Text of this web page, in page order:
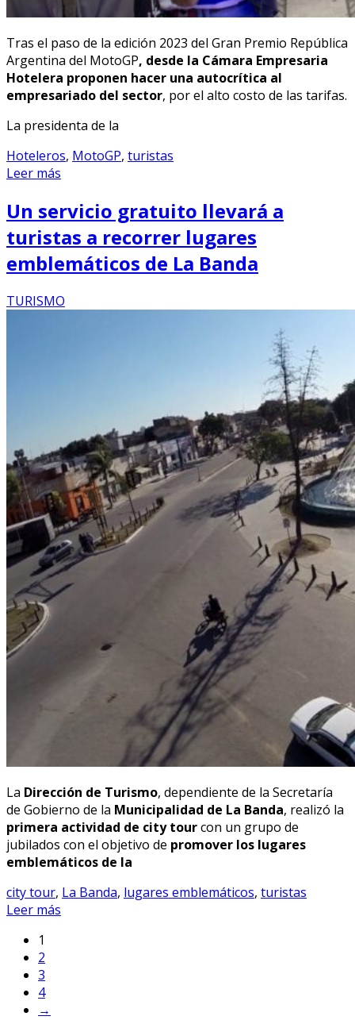
Tras el paso de la edición 2023 del Gran Premio República
Argentina del MotoGP, desde la Cámara Empresaria
Hotelera proponen hacer una autocrítica al
empresariado del sector, por el alto costo de las tarifas.
La presidenta de la
Hoteleros, MotoGP, turistas
Leer más
Un servicio gratuito llevará a
turistas a recorrer lugares
emblemáticos de La Banda
TURISMO
La Dirección de Turismo, dependiente de la Secretaría
de Gobierno de la Municipalidad de La Banda, realizó la
primera actividad de city tourcon un grupo de
jubilados con el objetivo de promover los lugares
emblemáticos de la
city tour, La Banda, lugares emblemáticos, turistas
Leer más
1
2
3
4
→